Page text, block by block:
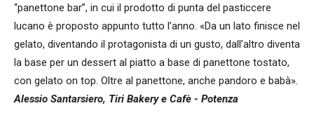
“panettone bar”, in cui il prodotto di punta del pasticcere
lucano è proposto appunto tutto l’anno. «Da un lato finisce nel
gelato, diventando il protagonista di un gusto, dall’altro diventa
la base per un dessert al piatto a base di panettone tostato,
con gelato on top. Oltre al panettone, anche pandoro e babà».
Alessio Santarsiero, Tiri Bakery e Cafè - Potenza